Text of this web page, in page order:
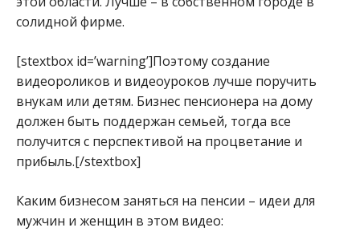
солидной фирме.
[stextbox id=’warning’]Поэтому создание
видеороликов и видеоуроков лучше поручить
внукам или детям. Бизнес пенсионера на дому
должен быть поддержан семьей, тогда все
получится с перспективой на процветание и
прибыль.[/stextbox]
Каким бизнесом заняться на пенсии – идеи для
мужчин и женщин в этом видео: